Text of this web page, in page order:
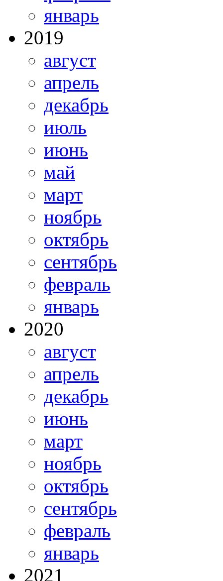
январь
2019
август
апрель
декабрь
июль
июнь
май
март
ноябрь
октябрь
сентябрь
февраль
январь
2020
август
апрель
декабрь
июнь
март
ноябрь
октябрь
сентябрь
февраль
январь
2021